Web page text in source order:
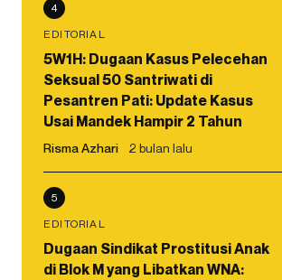
4
EDITORIAL
5W1H: Dugaan Kasus Pelecehan
Seksual 50 Santriwati di
Pesantren Pati: Update Kasus
Usai Mandek Hampir 2 Tahun
Risma Azhari 2 bulan lalu
5
EDITORIAL
Dugaan Sindikat Prostitusi Anak
di Blok M yang Libatkan WNA: